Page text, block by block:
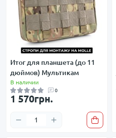
Итог для планшета (до 11
дюймов) Мультикам
В наличии
0
1 570грн.